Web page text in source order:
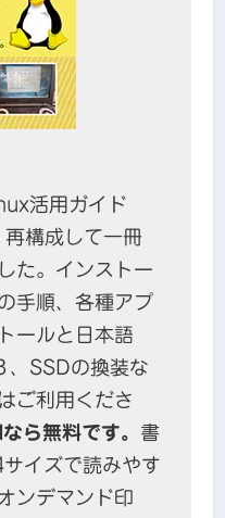
活用ガイド
構成して一冊
た。インストー
手順、各種アプ
ールと日本語
、SSDの換装な
ご利用くださ
ら無料です。 書
イズで読みやす
ンデマンド印